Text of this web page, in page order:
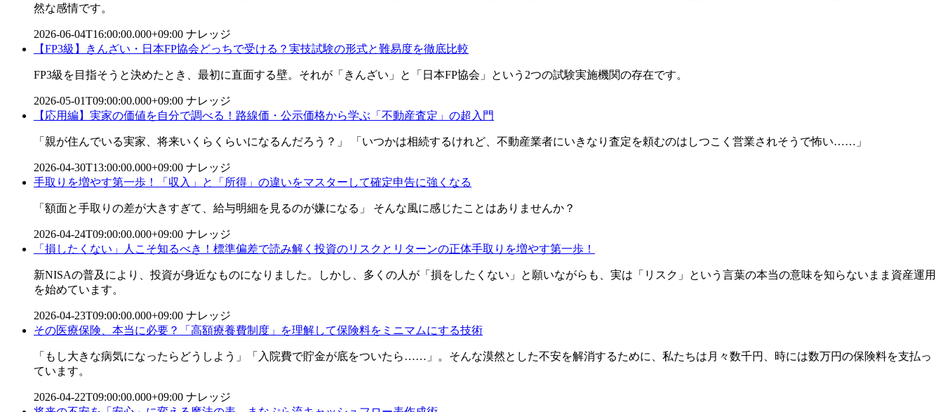
然な感情です。
2026-06-04T16:00:00.000+09:00 ナレッジ
【FP3級】きんざい・日本FP協会どっちで受ける？実技試験の形式と難易度を徹底比較
FP3級を目指そうと決めたとき、最初に直面する壁。それが「きんざい」と「日本FP協会」という2つの試験実施機関の存在です。
2026-05-01T09:00:00.000+09:00 ナレッジ
【応用編】実家の価値を自分で調べる！路線価・公示価格から学ぶ「不動産査定」の超入門
「親が住んでいる実家、将来いくらくらいになるんだろう？」 「いつかは相続するけれど、不動産業者にいきなり査定を頼むのはしつこく営業されそうで怖い……」
2026-04-30T13:00:00.000+09:00 ナレッジ
手取りを増やす第一歩！「収入」と「所得」の違いをマスターして確定申告に強くなる
「額面と手取りの差が大きすぎて、給与明細を見るのが嫌になる」 そんな風に感じたことはありませんか？
2026-04-24T09:00:00.000+09:00 ナレッジ
「損したくない」人こそ知るべき！標準偏差で読み解く投資のリスクとリターンの正体手取りを増やす第一歩！
新NISAの普及により、投資が身近なものになりました。しかし、多くの人が「損をしたくない」と願いながらも、実は「リスク」という言葉の本当の意味を知らないまま資産運用
を始めています。
2026-04-23T09:00:00.000+09:00 ナレッジ
その医療保険、本当に必要？「高額療養費制度」を理解して保険料をミニマムにする技術
「もし大きな病気になったらどうしよう」「入院費で貯金が底をついたら……」。そんな漠然とした不安を解消するために、私たちは月々数千円、時には数万円の保険料を支払っ
ています。
2026-04-22T09:00:00.000+09:00 ナレッジ